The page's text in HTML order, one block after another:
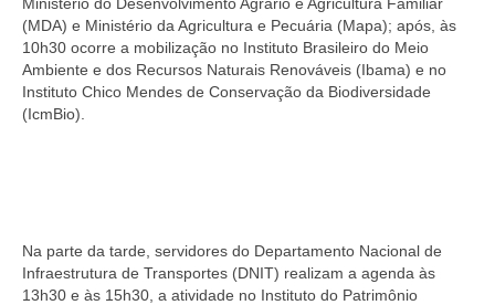
(MDA) e Ministério da Agricultura e Pecuária (Mapa); após, às
10h30 ocorre a mobilização no Instituto Brasileiro do Meio
Ambiente e dos Recursos Naturais Renováveis (Ibama) e no
Instituto Chico Mendes de Conservação da Biodiversidade
(IcmBio).
Na parte da tarde, servidores do Departamento Nacional de
Infraestrutura de Transportes (DNIT) realizam a agenda às
13h30 e às 15h30, a atividade no Instituto do Patrimônio